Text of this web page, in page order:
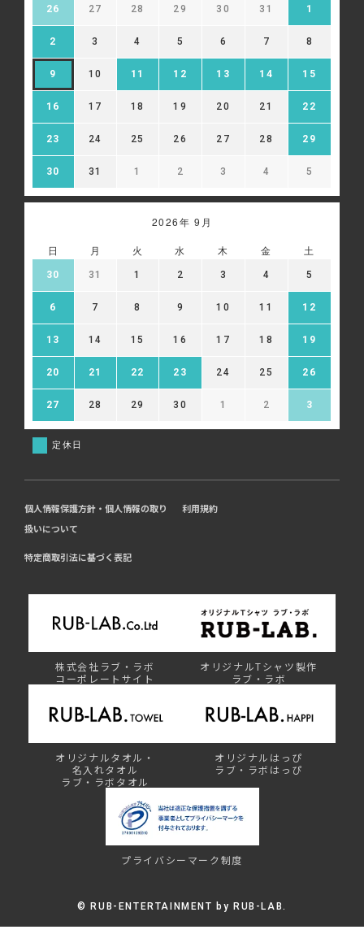
26 27 28 29 30 31 1
2 3 4 5 6 7 8
9 10 11 12 13 14 15
16 17 18 19 20 21 22
23 24 25 26 27 28 29
30 31 1 2 3 4 5
2026年 9月
日 月 火 水 木 金 土
30 31 1 2 3 4 5
6 7 8 9 10 11 12
13 14 15 16 17 18 19
20 21 22 23 24 25 26
27 28 29 30 1 2 3
定休日
個人情報保護方針・個人情報の取り
扱いについて
利用規約
特定商取引法に基づく表記
株式会社ラブ・ラボ
コーポレートサイト
オリジナルTシャツ製作
ラブ・ラボ
オリジナルタオル・
名入れタオル
ラブ・ラボタオル
オリジナルはっぴ
ラブ・ラボはっぴ
プライバシーマーク制度
©︎ RUB-ENTERTAINMENT by RUB-LAB.